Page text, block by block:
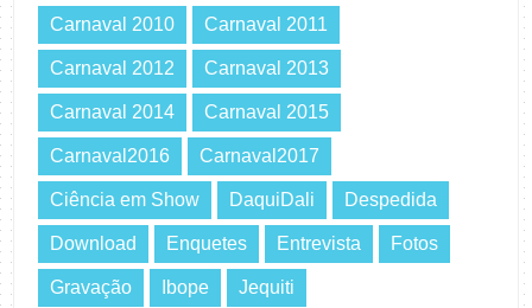
Carnaval 2010 Carnaval 2011
Carnaval 2012 Carnaval 2013
Carnaval 2014 Carnaval 2015
Carnaval2016 Carnaval2017
Ciência em Show DaquiDali Despedida
Download Enquetes Entrevista Fotos
Gravação Ibope Jequiti